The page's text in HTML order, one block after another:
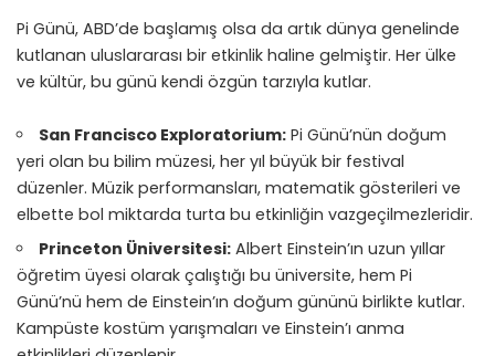
Pi Günü, ABD’de başlamış olsa da artık dünya genelinde
kutlanan uluslararası bir etkinlik haline gelmiştir. Her ülke
ve kültür, bu günü kendi özgün tarzıyla kutlar.
San Francisco Exploratorium: Pi Günü’nün doğum
yeri olan bu bilim müzesi, her yıl büyük bir festival
düzenler. Müzik performansları, matematik gösterileri ve
elbette bol miktarda turta bu etkinliğin vazgeçilmezleridir.
Princeton Üniversitesi: Albert Einstein’ın uzun yıllar
öğretim üyesi olarak çalıştığı bu üniversite, hem Pi
Günü’nü hem de Einstein’ın doğum gününü birlikte kutlar.
Kampüste kostüm yarışmaları ve Einstein’ı anma